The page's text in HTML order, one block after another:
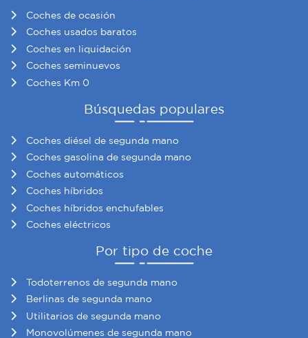
Coches de ocasión
Coches usados baratos
Coches en liquidación
Coches seminuevos
Coches Km 0
Búsquedas populares
Coches diésel de segunda mano
Coches gasolina de segunda mano
Coches automáticos
Coches híbridos
Coches híbridos enchufables
Coches eléctricos
Por tipo de coche
Todoterrenos de segunda mano
Berlinas de segunda mano
Utilitarios de segunda mano
Monovolúmenes de segunda mano